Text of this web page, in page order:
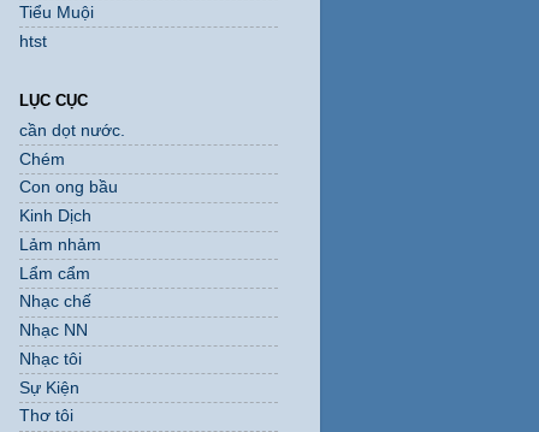
Tiểu Muội
htst
LỤC CỤC
cần dọt nước.
Chém
Con ong bầu
Kinh Dịch
Lảm nhảm
Lẩm cẩm
Nhạc chế
Nhạc NN
Nhạc tôi
Sự Kiện
Thơ tôi